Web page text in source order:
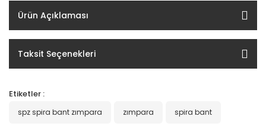
Ürün Açıklaması
Taksit Seçenekleri
Etiketler :
spz spira bant zımpara zımpara spira bant